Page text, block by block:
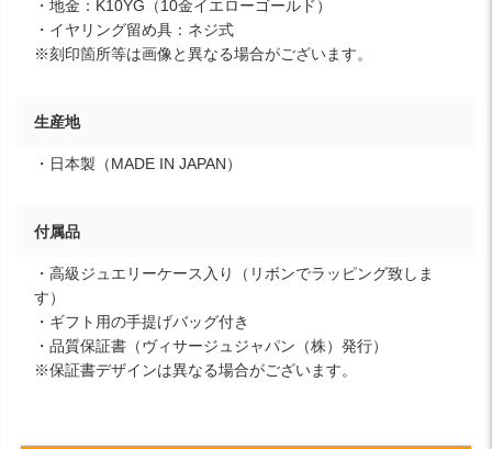
・地金：K10YG（10金イエローゴールド）
・イヤリング留め具：ネジ式
※刻印箇所等は画像と異なる場合がございます。
生産地
・日本製（MADE IN JAPAN）
付属品
・高級ジュエリーケース入り（リボンでラッピング致しま
す）
・ギフト用の手提げバッグ付き
・品質保証書（ヴィサージュジャパン（株）発行）
※保証書デザインは異なる場合がございます。